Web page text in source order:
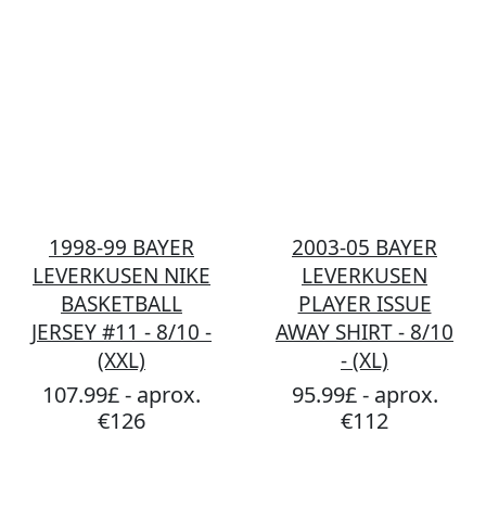
1998-99 BAYER
LEVERKUSEN NIKE
BASKETBALL
JERSEY #11 - 8/10 -
(XXL)
107.99£ - aprox.
€126
2003-05 BAYER
LEVERKUSEN
PLAYER ISSUE
AWAY SHIRT - 8/10
- (XL)
95.99£ - aprox.
€112